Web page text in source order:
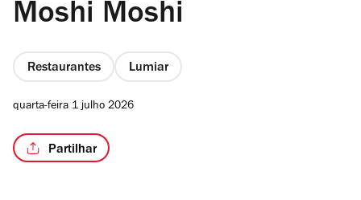
Moshi Moshi
Restaurantes Lumiar
quarta-feira 1 julho 2026
Partilhar